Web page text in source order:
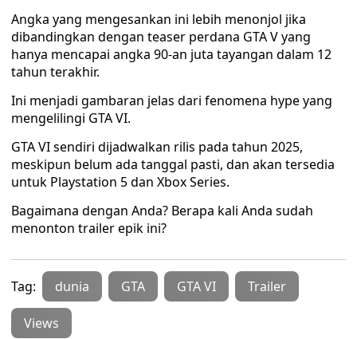
Angka yang mengesankan ini lebih menonjol jika
dibandingkan dengan teaser perdana GTA V yang
hanya mencapai angka 90-an juta tayangan dalam 12
tahun terakhir.
Ini menjadi gambaran jelas dari fenomena hype yang
mengelilingi GTA VI.
GTA VI sendiri dijadwalkan rilis pada tahun 2025,
meskipun belum ada tanggal pasti, dan akan tersedia
untuk Playstation 5 dan Xbox Series.
Bagaimana dengan Anda? Berapa kali Anda sudah
menonton trailer epik ini?
Tag: dunia GTA GTA VI Trailer
Views